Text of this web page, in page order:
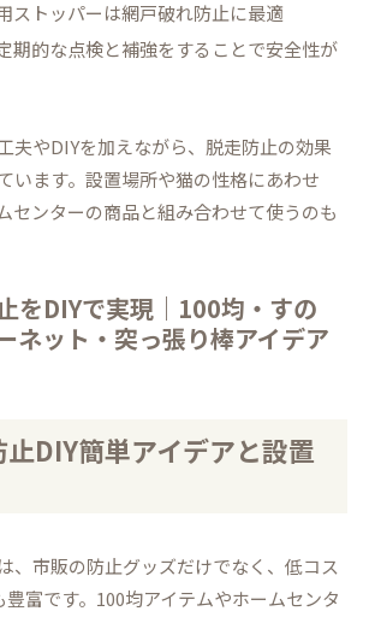
ストッパーは網戸破れ防止に最適
期的な点検と補強をすることで安全性が
夫やDIYを加えながら、脱走防止の効果
います。設置場所や猫の性格にあわせ
センターの商品と組み合わせて使うのも
をDIYで実現｜100均・すの
ネット・突っ張り棒アイデア
DIY簡単アイデアと設置
、市販の防止グッズだけでなく、低コス
豊富です。100均アイテムやホームセンタ